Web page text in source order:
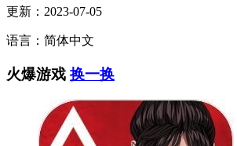
更新：2023-07-05
语言：简体中文
火爆游戏 换一换